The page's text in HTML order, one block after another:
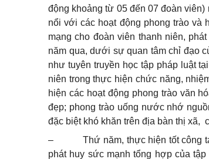
động khoảng từ 05 đến 07 đoàn
nổi với các hoạt động phong trào và
mạng cho đoàn viên thanh niên,
năm qua, dưới sự quan tâm chỉ đạo
như tuyên truyền học tập pháp luật
niên trong thực hiện chức năng,
hiện các hoạt động phong trào văn
đẹp; phong trào uống nước nhớ
đặc biệt khó khăn trên địa bàn thị xã,
–
Thứ năm, thực hiện tốt công
phát huy sức mạnh tổng hợp của